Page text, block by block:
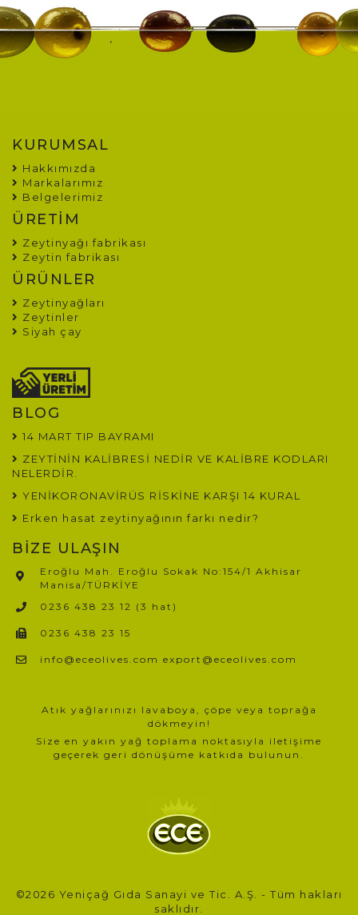
KURUMSAL
Hakkımızda
Markalarımız
Belgelerimiz
ÜRETİM
Zeytinyağı fabrikası
Zeytin fabrikası
ÜRÜNLER
Zeytinyağları
Zeytinler
Siyah çay
BLOG
14 MART TIP BAYRAMI
ZEYTİNİN KALİBRESİ NEDİR VE KALİBRE KODLARI
NELERDİR.
YENİKORONAVİRÜS RİSKİNE KARŞI 14 KURAL
Erken hasat zeytinyağının farkı nedir?
BİZE ULAŞIN
Eroğlu Mah. Eroğlu Sokak No:154/1 Akhisar
Manisa/TÜRKİYE​
0236 438 23 12 (3 hat)
0236 438 23 15
info@eceolives.com export@eceolives.com
Atık yağlarınızı lavaboya, çöpe veya toprağa
dökmeyin!
Size en yakın yağ toplama noktasıyla iletişime
geçerek geri dönüşüme katkıda bulunun.
©2026 Yeniçağ Gıda Sanayi ve Tic. A.Ş. - Tüm hakları
saklıdır.